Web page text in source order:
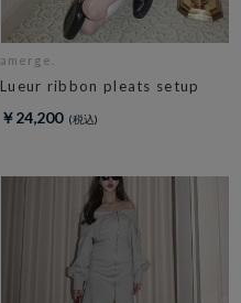
amerge.
Lueur ribbon pleats setup
￥24,200